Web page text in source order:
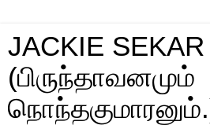
JACKIE SEKAR
(பிருந்தாவனமும்